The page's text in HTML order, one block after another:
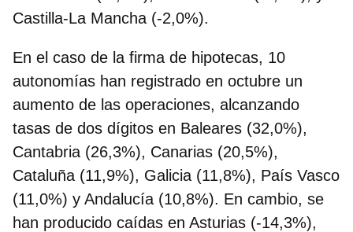
Castilla-La Mancha (-2,0%).
En el caso de la firma de hipotecas, 10
autonomías han registrado en octubre un
aumento de las operaciones, alcanzando
tasas de dos dígitos en Baleares (32,0%),
Cantabria (26,3%), Canarias (20,5%),
Cataluña (11,9%), Galicia (11,8%), País Vasco
(11,0%) y Andalucía (10,8%). En cambio, se
han producido caídas en Asturias (-14,3%),